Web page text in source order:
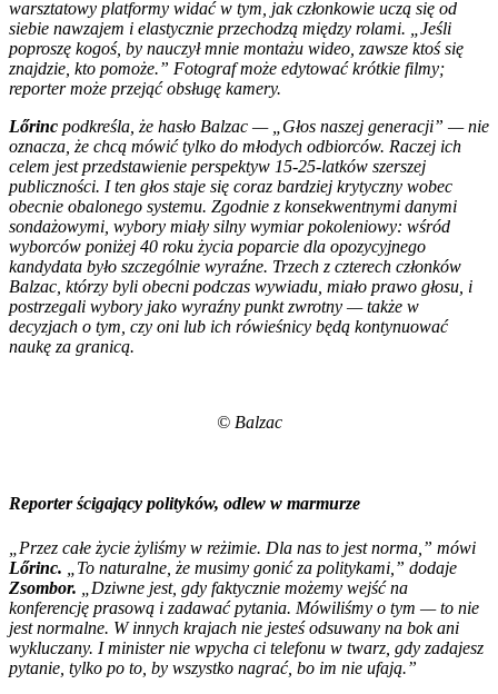
warsztatowy platformy widać w tym, jak członkowie uczą się od
siebie nawzajem i elastycznie przechodzą między rolami. „Jeśli
poproszę kogoś, by nauczył mnie montażu wideo, zawsze ktoś się
znajdzie, kto pomoże.” Fotograf może edytować krótkie filmy;
reporter może przejąć obsługę kamery.
Lőrinc podkreśla, że hasło Balzac — „Głos naszej generacji” — nie
oznacza, że chcą mówić tylko do młodych odbiorców. Raczej ich
celem jest przedstawienie perspektyw 15-25-latków szerszej
publiczności. I ten głos staje się coraz bardziej krytyczny wobec
obecnie obalonego systemu. Zgodnie z konsekwentnymi danymi
sondażowymi, wybory miały silny wymiar pokoleniowy: wśród
wyborców poniżej 40 roku życia poparcie dla opozycyjnego
kandydata było szczególnie wyraźne. Trzech z czterech członków
Balzac , którzy byli obecni podczas wywiadu, miało prawo głosu, i
postrzegali wybory jako wyraźny punkt zwrotny — także w
decyzjach o tym, czy oni lub ich rówieśnicy będą kontynuować
naukę za granicą.
© Balzac
Reporter ścigający polityków, odlew w marmurze
„Przez całe życie żyliśmy w reżimie. Dla nas to jest norma,” mówi
Lőrinc. „To naturalne, że musimy gonić za politykami,” dodaje
Zsombor. „Dziwne jest, gdy faktycznie możemy wejść na
konferencję prasową i zadawać pytania. Mówiliśmy o tym — to nie
jest normalne. W innych krajach nie jesteś odsuwany na bok ani
wykluczany. I minister nie wpycha ci telefonu w twarz, gdy zadajesz
pytanie, tylko po to, by wszystko nagrać, bo im nie ufają.”